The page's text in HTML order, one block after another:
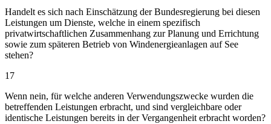
Handelt es sich nach Einschätzung der Bundesregierung bei diesen
Leistungen um Dienste, welche in einem spezifisch
privatwirtschaftlichen Zusammenhang zur Planung und Errichtung
sowie zum späteren Betrieb von Windenergieanlagen auf See
stehen?
17
Wenn nein, für welche anderen Verwendungszwecke wurden die
betreffenden Leistungen erbracht, und sind vergleichbare oder
identische Leistungen bereits in der Vergangenheit erbracht worden?